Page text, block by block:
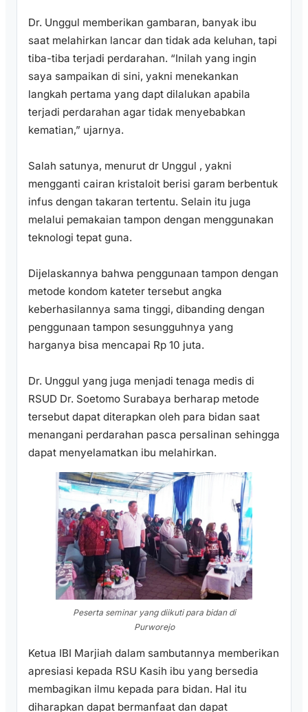
Dr. Unggul memberikan gambaran, banyak ibu
saat melahirkan lancar dan tidak ada keluhan, tapi
tiba-tiba terjadi perdarahan. “Inilah yang ingin
saya sampaikan di sini, yakni menekankan
langkah pertama yang dapt dilalukan apabila
terjadi perdarahan agar tidak menyebabkan
kematian,” ujarnya.
Salah satunya, menurut dr Unggul , yakni
mengganti cairan kristaloit berisi garam berbentuk
infus dengan takaran tertentu. Selain itu juga
melalui pemakaian tampon dengan menggunakan
teknologi tepat guna.
Dijelaskannya bahwa penggunaan tampon dengan
metode kondom kateter tersebut angka
keberhasilannya sama tinggi, dibanding dengan
penggunaan tampon sesungguhnya yang
harganya bisa mencapai Rp 10 juta.
Dr. Unggul yang juga menjadi tenaga medis di
RSUD Dr. Soetomo Surabaya berharap metode
tersebut dapat diterapkan oleh para bidan saat
menangani perdarahan pasca persalinan sehingga
dapat menyelamatkan ibu melahirkan.
Peserta seminar yang diikuti para bidan di
Purworejo
Ketua IBI Marjiah dalam sambutannya memberikan
apresiasi kepada RSU Kasih ibu yang bersedia
membagikan ilmu kepada para bidan. Hal itu
diharapkan dapat bermanfaat dan dapat